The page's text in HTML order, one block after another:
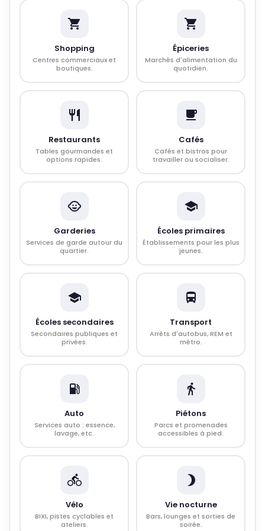
Shopping
Centres commerciaux et
boutiques.
Épiceries
Marchés d'alimentation du
quotidien.
Restaurants
Tables gourmandes et
options rapides.
Cafés
Cafés et bistros pour
travailler ou socialiser.
Garderies
Services de garde autour du
quartier.
Écoles primaires
Établissements pour les plus
jeunes.
Écoles secondaires
Secondaires publiques et
privées.
Transport
Arrêts d'autobus, REM et
métro.
Auto
Services auto : essence,
lavage, etc.
Piétons
Parcs et promenades
accessibles à pied.
Vélo
BIXI, pistes cyclables et
ateliers.
Vie nocturne
Bars, lounges et sorties de
soirée.